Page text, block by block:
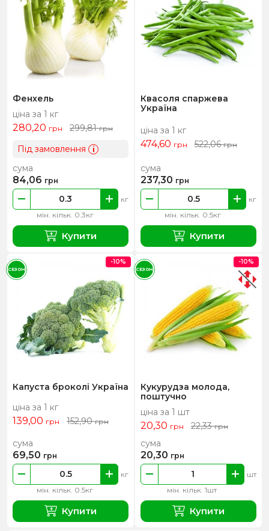
Фенхель
ціна за 1 кг
280,20 грн 299,81грн
Під замовлення i
мін. кільк. 0.3кг
кг
сума
84,06 грн
Купити
Квасоля спаржева
Україна
ціна за 1 кг
474,60 грн 522,06грн
мін. кільк. 0.5кг
кг
сума
237,30 грн
Купити
Капуста броколі Україна
ціна за 1 кг
139,00 грн 152,90грн
мін. кільк. 0.5кг
кг
сума
69,50 грн
Купити
-10%
СЕЗОН
Кукурудза молода,
поштучно
ціна за 1 шт
20,30 грн 22,33грн
мін. кільк. 1шт
шт
сума
20,30 грн
Купити
-10%
СЕЗОН